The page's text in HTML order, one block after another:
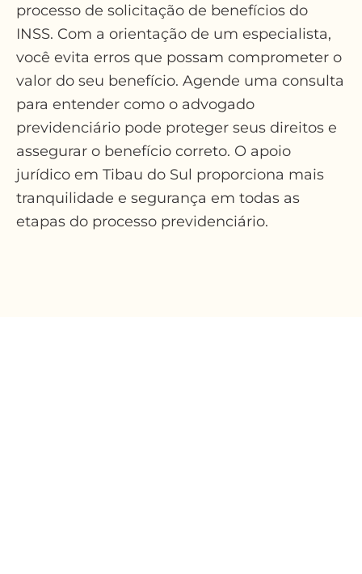
processo de solicitação de benefícios do
INSS. Com a orientação de um especialista,
você evita erros que possam comprometer o
valor do seu benefício. Agende uma consulta
para entender como o advogado
previdenciário pode proteger seus direitos e
assegurar o benefício correto. O apoio
jurídico em Tibau do Sul proporciona mais
tranquilidade e segurança em todas as
etapas do processo previdenciário.